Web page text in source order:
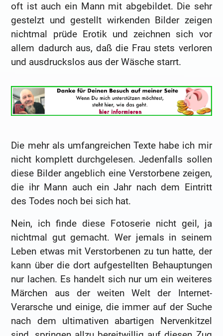
oft ist auch ein Mann mit abgebildet. Die sehr
gestelzt und gestellt wirkenden Bilder zeigen
nichtmal prüde Erotik und zeichnen sich vor
allem dadurch aus, daß die Frau stets verloren
und ausdruckslos aus der Wäsche starrt.
Die mehr als umfangreichen Texte habe ich mir
nicht komplett durchgelesen. Jedenfalls sollen
diese Bilder angeblich eine Verstorbene zeigen,
die ihr Mann auch ein Jahr nach dem Eintritt
des Todes noch bei sich hat.
Nein, ich finde diese Fotoserie nicht geil, ja
nichtmal gut gemacht. Wer jemals in seinem
Leben etwas mit Verstorbenen zu tun hatte, der
kann über die dort aufgestellten Behauptungen
nur lachen. Es handelt sich nur um ein weiteres
Märchen aus der weiten Welt der Internet-
Verarsche und einige, die immer auf der Suche
nach dem ultimativen abartigen Nervenkitzel